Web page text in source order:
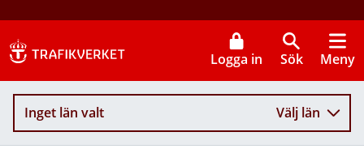
Logga in Sök Meny
Inget län valt Välj län